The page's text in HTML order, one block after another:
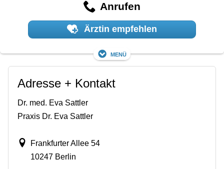
Anrufen
Ärztin empfehlen
Menü
Adresse + Kontakt
Dr. med. Eva Sattler
Praxis Dr. Eva Sattler
Frankfurter Allee 54
10247 Berlin